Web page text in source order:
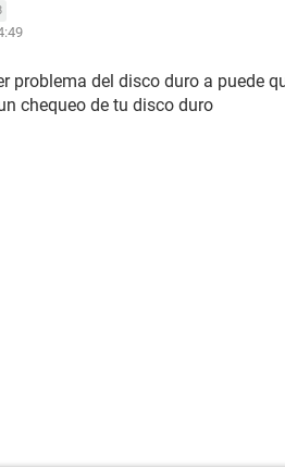
problema del disco duro a puede
chequeo de tu disco duro